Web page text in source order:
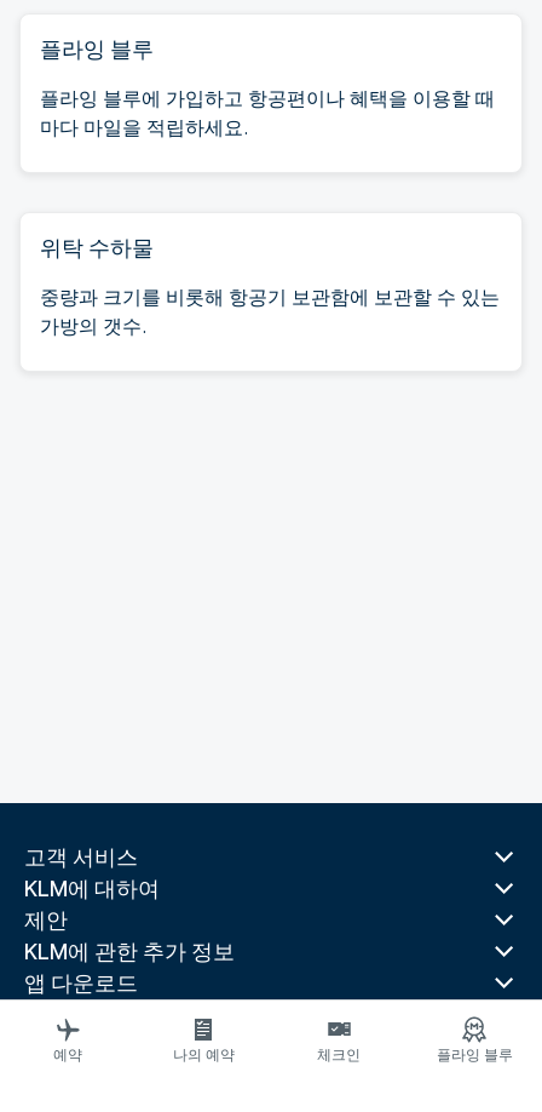
플라잉 블루
플라잉 블루에 가입하고 항공편이나 혜택을 이용할 때
마다 마일을 적립하세요.
위탁 수하물
중량과 크기를 비롯해 항공기 보관함에 보관할 수 있는
가방의 갯수.
고객 서비스
KLM에 대하여
제안
KLM에 관한 추가 정보
앱 다운로드
관련 웹 사이트
여행 가이드
예약 나의 예약 체크인 플라잉 블루